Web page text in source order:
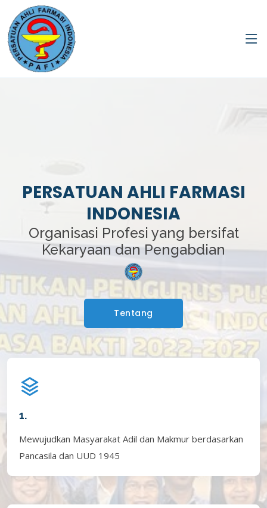
PERSATUAN AHLI FARMASI
INDONESIA
Organisasi Profesi yang bersifat
Kekaryaan dan Pengabdian
Tentang
1.
Mewujudkan Masyarakat Adil dan Makmur berdasarkan
Pancasila dan UUD 1945